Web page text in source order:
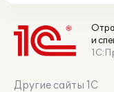
и
Другие сайты 1С